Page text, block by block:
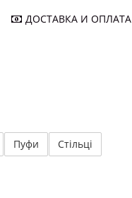
ДОСТАВКА И ОПЛАТА
Пуфи Стільці